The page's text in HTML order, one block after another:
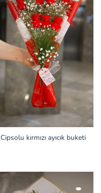
Cipsolu kırmızı ayıcık buketi